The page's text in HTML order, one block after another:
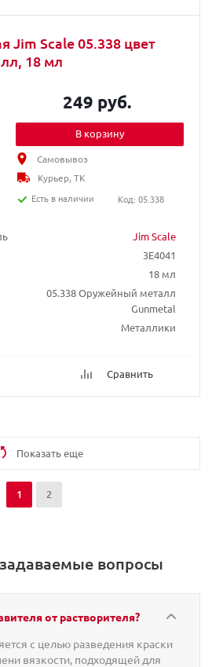
Jim Scale 05.338 цвет
18 мл
Jim Scale
3E4041
18 мл
05.338 Оружейный металл
Gunmetal
Металлики
Сравнить
249 руб.
В корзину
Самовывоз
Курьер, ТК
Есть в наличии
Код: 05.338
Показать еще
1 2
задаваемые вопросы
от растворителя?
с целью разведения краски
вязкости, подходящей для